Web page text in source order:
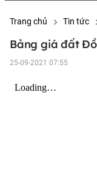
Trang chủ Tin tức
Bảng giá đất
25-09-2021 07:55